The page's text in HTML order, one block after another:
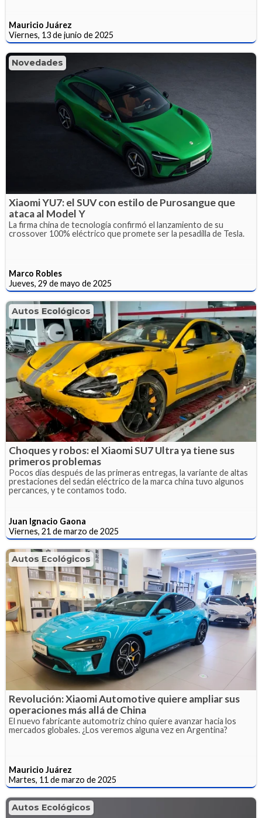
Mauricio Juárez
Viernes, 13 de junio de 2025
Novedades
Xiaomi YU7: el SUV con estilo de Purosangue que
ataca al Model Y
La firma china de tecnología confirmó el lanzamiento de su
crossover 100% eléctrico que promete ser la pesadilla de Tesla.
Marco Robles
Jueves, 29 de mayo de 2025
Autos Ecológicos
Choques y robos: el Xiaomi SU7 Ultra ya tiene sus
primeros problemas
Pocos días después de las primeras entregas, la variante de altas
prestaciones del sedán eléctrico de la marca china tuvo algunos
percances, y te contamos todo.
Juan Ignacio Gaona
Viernes, 21 de marzo de 2025
Autos Ecológicos
Revolución: Xiaomi Automotive quiere ampliar sus
operaciones más allá de China
El nuevo fabricante automotriz chino quiere avanzar hacia los
mercados globales. ¿Los veremos alguna vez en Argentina?
Mauricio Juárez
Martes, 11 de marzo de 2025
Autos Ecológicos